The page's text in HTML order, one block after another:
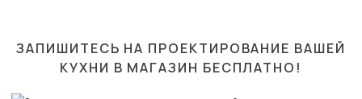
ЗАПИШИТЕСЬ НА ПРОЕКТИРОВАНИЕ ВАШЕЙ
КУХНИ В МАГАЗИН БЕСПЛАТНО!